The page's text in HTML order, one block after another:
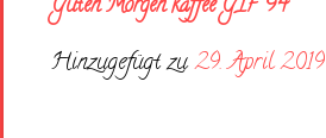
Guten Morgen kaffee GIF 94
Hinzugefügt zu29. April 2019